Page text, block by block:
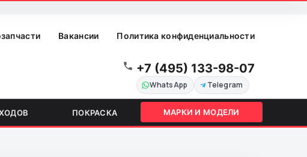
Вакансии Политика конфиденциальности
+7 (495) 133-98-07
WhatsApp Telegram
ПОКРАСКА МАРКИ И МОДЕЛИ